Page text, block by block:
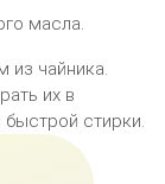
маcла.
из чайника.
иx в
cтирки.